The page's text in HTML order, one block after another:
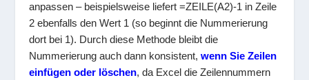
anpassen – beispielsweise liefert=ZEILE(A2)-1 in Zeile
2 ebenfalls den Wert 1 (so beginnt die Nummerierung
dort bei 1). Durch diese Methode bleibt die
Nummerierung auch dann konsistent,wenn Sie Zeilen
einfügen oder löschen, da Excel die Zeilennummern